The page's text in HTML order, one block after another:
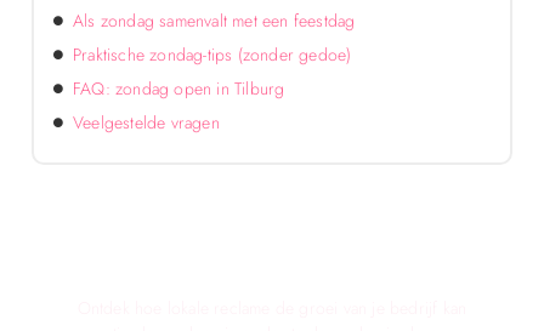
Als zondag samenvalt met een feestdag
Praktische zondag-tips (zonder gedoe)
FAQ: zondag open in Tilburg
Veelgestelde vragen